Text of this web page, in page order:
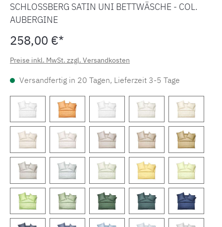
SCHLOSSBERG SATIN UNI BETTWÄSCHE - COL.
AUBERGINE
258,00 €*
Preise inkl. MwSt. zzgl. Versandkosten
Versandfertig in 20 Tagen, Lieferzeit 3-5 Tage